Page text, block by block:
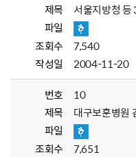
제목
서울지방청 등
파일
조회수
7,540
작성일
2004-11-20
번호
10
제목
대구보훈병원
파일
조회수
7,651